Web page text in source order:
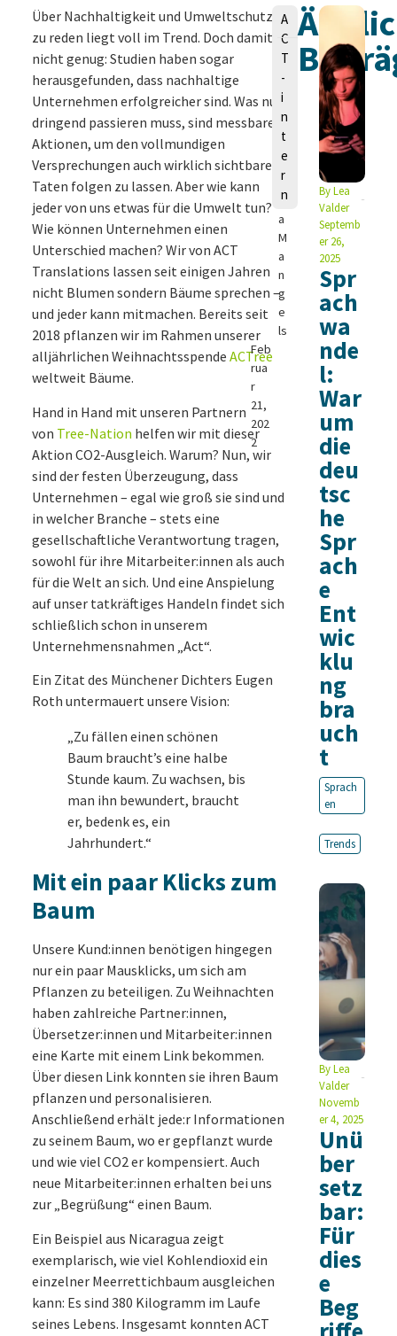
Über Nachhaltigkeit und Umweltschutz
zu reden liegt voll im Trend. Doch damit
nicht genug: Studien haben sogar
herausgefunden, dass nachhaltige
Unternehmen erfolgreicher sind. Was nun
dringend passieren muss, sind messbare
Aktionen, um den vollmundigen
Versprechungen auch wirklich sichtbare
Taten folgen zu lassen. Aber wie kann
jeder von uns etwas für die Umwelt tun?
Wie können Unternehmen einen
Unterschied machen? Wir von ACT
Translations lassen seit einigen Jahren
nicht Blumen sondern Bäume sprechen –
und jeder kann mitmachen. Bereits seit
2018 pflanzen wir im Rahmen unserer
alljährlichen Weihnachtsspende ACTree
weltweit Bäume.
Hand in Hand mit unseren Partnern
von Tree-Nation helfen wir mit dieser
Aktion CO2-Ausgleich. Warum? Nun, wir
sind der festen Überzeugung, dass
Unternehmen – egal wie groß sie sind und
in welcher Branche – stets eine
gesellschaftliche Verantwortung tragen,
sowohl für ihre Mitarbeiter:innen als auch
für die Welt an sich. Und eine Anspielung
auf unser tatkräftiges Handeln findet sich
schließlich schon in unserem
Unternehmensnahmen „Act“.
Ein Zitat des Münchener Dichters Eugen
Roth untermauert unsere Vision:
„Zu fällen einen schönen
Baum braucht’s eine halbe
Stunde kaum. Zu wachsen, bis
man ihn bewundert, braucht
er, bedenk es, ein
Jahrhundert.“
Mit ein paar Klicks zum
Baum
Unsere Kund:innen benötigen hingegen
nur ein paar Mausklicks, um sich am
Pflanzen zu beteiligen. Zu Weihnachten
haben zahlreiche Partner:innen,
Übersetzer:innen und Mitarbeiter:innen
eine Karte mit einem Link bekommen.
Über diesen Link konnten sie ihren Baum
pflanzen und personalisieren.
Anschließend erhält jede:r Informationen
zu seinem Baum, wo er gepflanzt wurde
und wie viel CO2 er kompensiert. Auch
neue Mitarbeiter:innen erhalten bei uns
zur „Begrüßung“ einen Baum.
Ein Beispiel aus Nicaragua zeigt
exemplarisch, wie viel Kohlendioxid ein
einzelner Meerrettichbaum ausgleichen
kann: Es sind 380 Kilogramm im Laufe
seines Lebens. Insgesamt konnten ACT
V
o
n
L
a
u
r
a
M
a
n
g
e
ls
Feb
rua
r
21,
202
2
A
C
T
-
i
n
t
e
r
n
ByLea
Valder
Septemb
er 26,
2025
Spr
ach
wa
nde
l:
War
um
die
deu
tsc
he
Spr
ach
e
Ent
wic
klu
ng
bra
uch
t
Sprach
en
Trends
ByLea
Valder
Novemb
er 4, 2025
Unü
ber
setz
bar:
Für
dies
e
Beg